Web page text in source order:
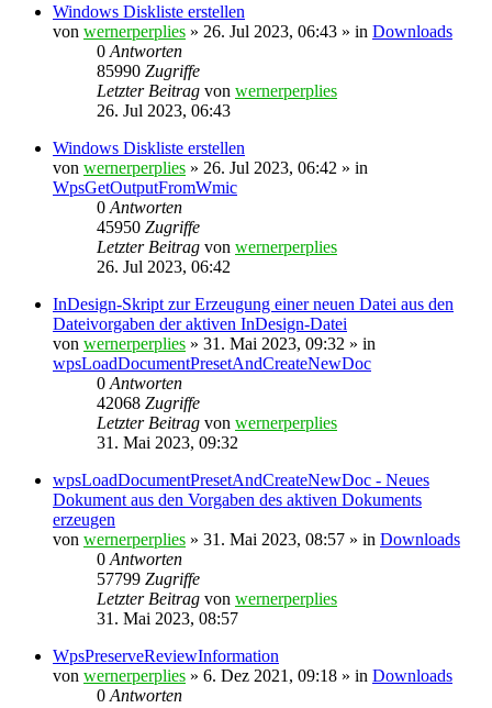
Windows Diskliste erstellen
von wernerperplies » 26. Jul 2023, 06:43 » in Downloads
0 Antworten
85990 Zugriffe
Letzter Beitrag von wernerperplies
26. Jul 2023, 06:43
Windows Diskliste erstellen
von wernerperplies » 26. Jul 2023, 06:42 » in
WpsGetOutputFromWmic
0 Antworten
45950 Zugriffe
Letzter Beitrag von wernerperplies
26. Jul 2023, 06:42
InDesign-Skript zur Erzeugung einer neuen Datei aus den
Dateivorgaben der aktiven InDesign-Datei
von wernerperplies » 31. Mai 2023, 09:32 » in
wpsLoadDocumentPresetAndCreateNewDoc
0 Antworten
42068 Zugriffe
Letzter Beitrag von wernerperplies
31. Mai 2023, 09:32
wpsLoadDocumentPresetAndCreateNewDoc - Neues
Dokument aus den Vorgaben des aktiven Dokuments
erzeugen
von wernerperplies » 31. Mai 2023, 08:57 » in Downloads
0 Antworten
57799 Zugriffe
Letzter Beitrag von wernerperplies
31. Mai 2023, 08:57
WpsPreserveReviewInformation
von wernerperplies » 6. Dez 2021, 09:18 » in Downloads
0 Antworten